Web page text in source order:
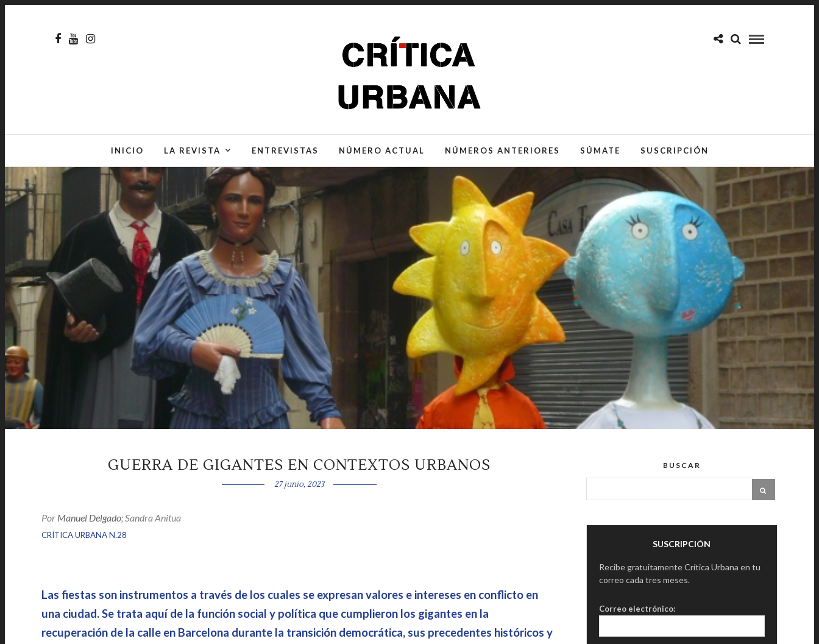
INICIO LA REVISTA ENTREVISTAS NÚMERO ACTUAL NÚMEROS ANTERIORES SÚMATE SUSCRIPCIÓN
GUERRA DE GIGANTES EN CONTEXTOS URBANOS
27 junio, 2023
Por Manuel Delgado; Sandra Anitua
CRÍTICA URBANA N.28
Las fiestas son instrumentos a través de los cuales se expresan valores e intereses en conflicto en
una ciudad. Se trata aquí de la función social y política que cumplieron los gigantes en la
recuperación de la calle en Barcelona durante la transición democrática, sus precedentes históricos y
BUSCAR
SUSCRIPCIÓN
Recibe gratuitamente Crítica Urbana en tu
correo cada tres meses.
Correo electrónico: